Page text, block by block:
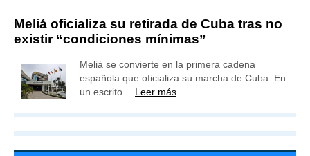
Meliá oficializa su retirada de Cuba tras no
existir “condiciones mínimas”
Meliá se convierte en la primera cadena
española que oficializa su marcha de Cuba. En
un escrito… Leer más